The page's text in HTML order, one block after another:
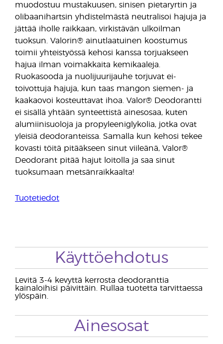
muodostuu mustakuusen, sinisen pietaryrtin ja
olibaanihartsin yhdistelmästä neutralisoi hajuja ja
jättää iholle raikkaan, virkistävän ulkoilman
tuoksun. Valorin® ainutlaatuinen koostumus
toimii yhteistyössä kehosi kanssa torjuakseen
hajua ilman voimakkaita kemikaaleja.
Ruokasooda ja nuolijuurijauhe torjuvat ei-
toivottuja hajuja, kun taas mangon siemen- ja
kaakaovoi kosteuttavat ihoa. Valor® Deodorantti
ei sisällä yhtään synteettistä ainesosaa, kuten
alumiinisuoloja ja propyleeniglykolia, jotka ovat
yleisiä deodoranteissa. Samalla kun kehosi tekee
kovasti töitä pitääkseen sinut viileänä, Valor®
Deodorant pitää hajut loitolla ja saa sinut
tuoksumaan metsänraikkaalta!
Tuotetiedot
Käyttöehdotus
Levitä 3-4 kevyttä kerrosta deodoranttia
kainaloihisi päivittäin. Rullaa tuotetta tarvittaessa
ylöspäin.
Ainesosat